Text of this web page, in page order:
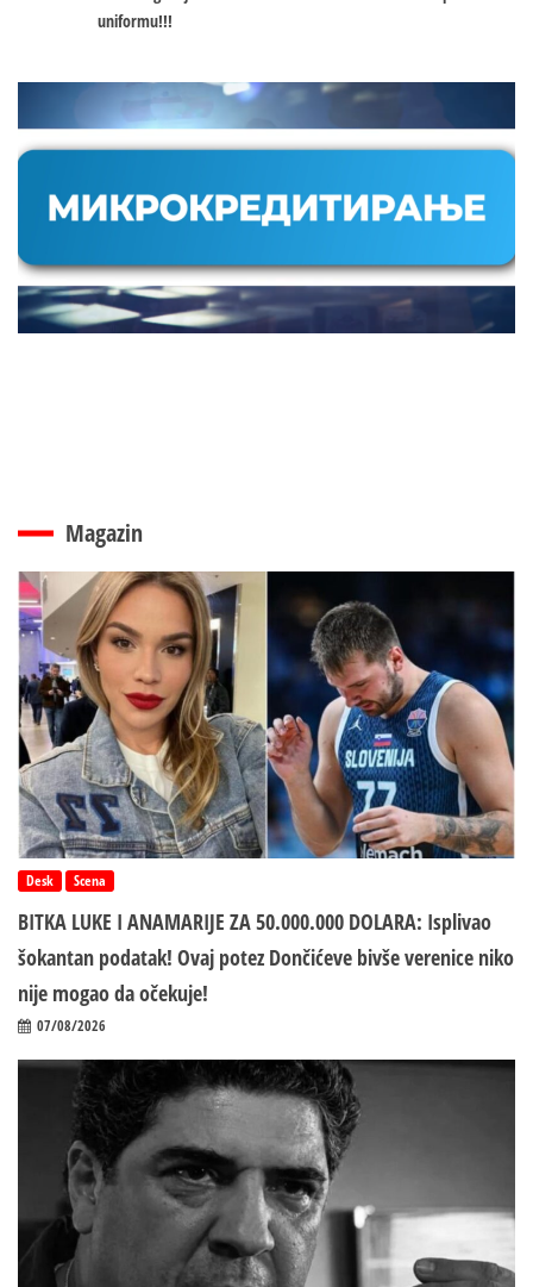
uniformu!!!
Magazin
Desk Scena
BITKA LUKE I ANAMARIJE ZA 50.000.000 DOLARA: Isplivao
šokantan podatak! Ovaj potez Dončićeve bivše verenice niko
nije mogao da očekuje!
07/08/2026